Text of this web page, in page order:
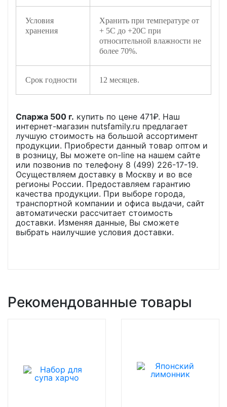
Условия
хранения
Хранить при температуре от
+ 5С до +20С при
относительной влажности не
более 70%.
Срок годности 12 месяцев.
Спаржа 500 г. купить по цене 471₽. Наш
интернет-магазин nutsfamily.ru предлагает
лучшую стоимость на большой ассортимент
продукции. Приобрести данный товар оптом и
в розницу, Вы можете on-line на нашем сайте
или позвонив по телефону 8 (499) 226-17-19.
Осуществляем доставку в Москву и во все
регионы России. Предоставляем гарантию
качества продукции. При выборе города,
транспортной компании и офиса выдачи, сайт
автоматически рассчитает стоимость
доставки. Изменяя данные, Вы сможете
выбрать наилучшие условия доставки.
Рекомендованные товары